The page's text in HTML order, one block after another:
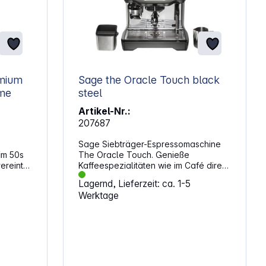
50s
mit
und
für
Sage the Oracle Touch black
steel
Artikel-Nr.:
207687
Sage Siebträger-Espressomaschine
The Oracle Touch. Genieße
Kaffeespezialitäten wie im Café direkt
bei dir zu Hause. Diese Maschine
kombiniert präzise
Temperatursteuerung mit einem
Lagernd, Lieferzeit: ca. 1-5
Werktage